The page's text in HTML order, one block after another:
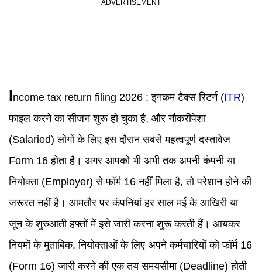
Income tax return filing 2026 :इनकम टैक्स रिटर्न (ITR)
फाइल करने का सीजन शुरू हो चुका है, और नौकरीपेशा
(Salaried) लोगों के लिए इस दौरान सबसे महत्वपूर्ण दस्तावेज
Form 16 होता है। अगर आपको भी अभी तक अपनी कंपनी या
नियोक्ता (Employer) से फॉर्म 16 नहीं मिला है, तो परेशान होने की
जरूरत नहीं है। आमतौर पर कंपनियां हर साल मई के आखिरी या
जून के शुरुआती हफ्तों में इसे जारी करना शुरू करती हैं। आयकर
नियमों के मुताबिक, नियोक्ताओं के लिए अपने कर्मचारियों को फॉर्म 16
(Form 16) जारी करने की एक तय समयसीमा (Deadline) होती